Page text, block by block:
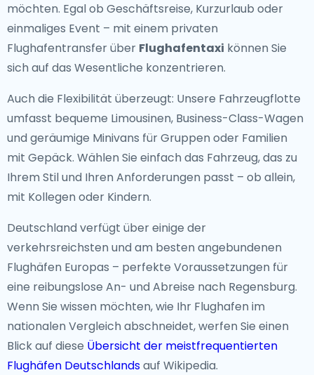
möchten. Egal ob Geschäftsreise, Kurzurlaub oder
einmaliges Event – mit einem privaten
Flughafentransfer über Flughafentaxi können Sie
sich auf das Wesentliche konzentrieren.
Auch die Flexibilität überzeugt: Unsere Fahrzeugflotte
umfasst bequeme Limousinen, Business-Class-Wagen
und geräumige Minivans für Gruppen oder Familien
mit Gepäck. Wählen Sie einfach das Fahrzeug, das zu
Ihrem Stil und Ihren Anforderungen passt – ob allein,
mit Kollegen oder Kindern.
Deutschland verfügt über einige der
verkehrsreichsten und am besten angebundenen
Flughäfen Europas – perfekte Voraussetzungen für
eine reibungslose An- und Abreise nach Regensburg.
Wenn Sie wissen möchten, wie Ihr Flughafen im
nationalen Vergleich abschneidet, werfen Sie einen
Blick auf diese Übersicht der meistfrequentierten
Flughäfen Deutschlandsauf Wikipedia.